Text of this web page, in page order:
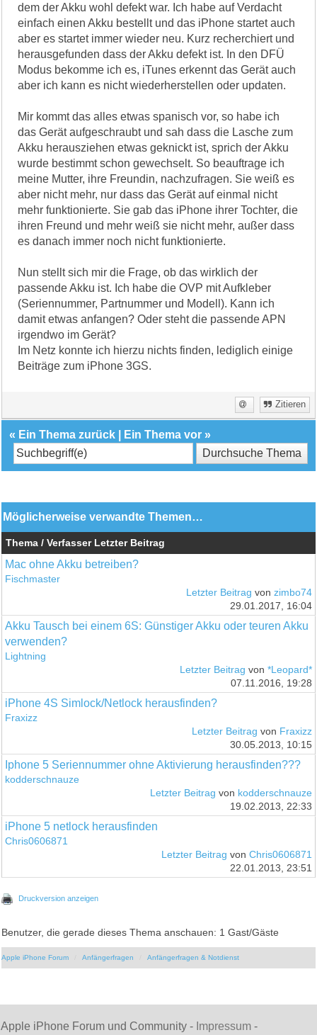
dem der Akku wohl defekt war. Ich habe auf Verdacht
einfach einen Akku bestellt und das iPhone startet auch
aber es startet immer wieder neu. Kurz recherchiert und
herausgefunden dass der Akku defekt ist. In den DFÜ
Modus bekomme ich es, iTunes erkennt das Gerät auch
aber ich kann es nicht wiederherstellen oder updaten.
Mir kommt das alles etwas spanisch vor, so habe ich
das Gerät aufgeschraubt und sah dass die Lasche zum
Akku herausziehen etwas geknickt ist, sprich der Akku
wurde bestimmt schon gewechselt. So beauftrage ich
meine Mutter, ihre Freundin, nachzufragen. Sie weiß es
aber nicht mehr, nur dass das Gerät auf einmal nicht
mehr funktionierte. Sie gab das iPhone ihrer Tochter, die
ihren Freund und mehr weiß sie nicht mehr, außer dass
es danach immer noch nicht funktionierte.
Nun stellt sich mir die Frage, ob das wirklich der
passende Akku ist. Ich habe die OVP mit Aufkleber
(Seriennummer, Partnummer und Modell). Kann ich
damit etwas anfangen? Oder steht die passende APN
irgendwo im Gerät?
Im Netz konnte ich hierzu nichts finden, lediglich einige
Beiträge zum iPhone 3GS.
Zitieren
« Ein Thema zurück Ein Thema vor »
Möglicherweise verwandte Themen…
Thema / Verfasser Letzter Beitrag
Mac ohne Akku betreiben?
Fischmaster
Letzter Beitrag von zimbo74
29.01.2017, 16:04
Akku Tausch bei einem 6S: Günstiger Akku oder teuren Akku
verwenden?
Lightning
Letzter Beitrag von *Leopard*
07.11.2016, 19:28
iPhone 4S Simlock/Netlock herausfinden?
Fraxizz
Letzter Beitrag von Fraxizz
30.05.2013, 10:15
Iphone 5 Seriennummer ohne Aktivierung herausfinden???
kodderschnauze
Letzter Beitrag von kodderschnauze
19.02.2013, 22:33
iPhone 5 netlock herausfinden
Chris0606871
Letzter Beitrag von Chris0606871
22.01.2013, 23:51
Druckversion anzeigen
Benutzer, die gerade dieses Thema anschauen: 1 Gast/Gäste
Apple iPhone Forum Anfängerfragen Anfängerfragen & Notdienst
Apple iPhone Forum und Community - Impressum -